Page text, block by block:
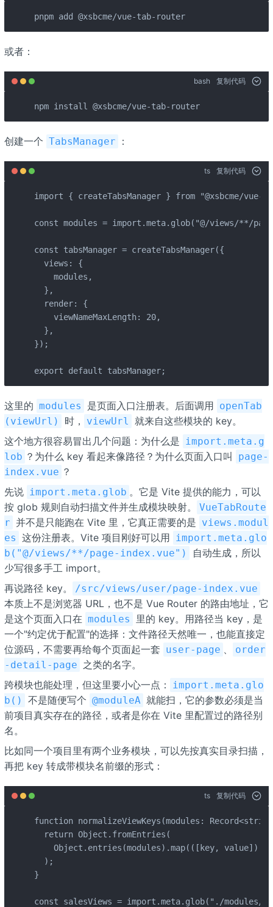
pnpm add @xsbcme/vue-tab-router
或者：
bash 复制代码
npm install @xsbcme/vue-tab-router
创建一个 TabsManager ：
ts 复制代码
import { createTabsManager } from "@xsbcme/vue-
const modules = import.meta.glob("@/views/**/
const tabsManager = createTabsManager({
  views: {
    modules,
  },
  render: {
    viewNameMaxLength: 20,
  },
});
export default tabsManager;
这里的 modules 是页面入口注册表。后面调用 openTab
(viewUrl)
时， viewUrl
就来自这些模块的 key。
这个地方很容易冒出几个问题：为什么是
import.meta.g
lob ？为什么 key 看起来像路径？为什么页面入口叫
page-
index.vue ？
先说 import.meta.glob 。它是 Vite 提供的能力，可以
按 glob 规则自动扫描文件并生成模块映射。
VueTabRoute
r 并不是只能跑在 Vite 里，它真正需要的是 views.modul
es 这份注册表。Vite 项目刚好可以用
import.meta.glo
b("@/views/**/page-index.vue")
自动生成，所以
少写很多手工 import。
再说路径 key。
/src/views/user/page-index.vue
本质上不是浏览器 URL，也不是 Vue Router 的路由地址，它
是这个页面入口在 modules
里的 key。用路径当 key，是
一个"约定优于配置"的选择：文件路径天然唯一，也能直接定
位源码，不需要再给每个页面起一套 user-page
order
-detail-page 之类的名字。
跨模块也能处理，但这里要小心一点：
import.meta.glo
b()
不是随便写个 @moduleA 就能扫，它的参数必须是当
前项目真实存在的路径，或者是你在 Vite 里配置过的路径别
名。
比如同一个项目里有两个业务模块，可以先按真实目录扫描，
再把 key 转成带模块名前缀的形式：
ts 复制代码
function normalizeViewKeys(modules:
  return Object.fromEntries(
Object.entries(modules).map(([key, value])
  );
}
const salesViews = import.meta.glob("./modules/